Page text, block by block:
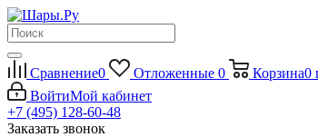
Сравнение0 Отложенные 0 Корзина0
ВойтиМой кабинет
+7 (495) 128-60-48
Заказать звонок